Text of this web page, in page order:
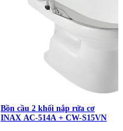
Bồn cầu 2 khối nắp rửa cơ
INAX AC-514A + CW-S15VN